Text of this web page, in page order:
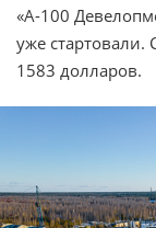
«А-100
уже стартовали.
1583 долларов.